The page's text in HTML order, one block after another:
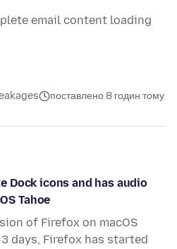
email content loading
поставлено 8 годин тому
Dock icons and has audio
Tahoe
of Firefox on macOS
days, Firefox has started